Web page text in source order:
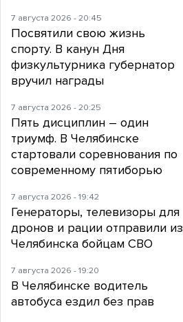
7 августа 2026 - 20:45
Посвятили свою жизнь
спорту. В канун Дня
физкультурника губернатор
вручил награды
7 августа 2026 - 20:25
Пять дисциплин – один
триумф. В Челябинске
стартовали соревнования по
современному пятиборью
7 августа 2026 - 19:42
Генераторы, телевизоры для
дронов и рации отправили из
Челябинска бойцам СВО
7 августа 2026 - 19:20
В Челябинске водитель
автобуса ездил без прав